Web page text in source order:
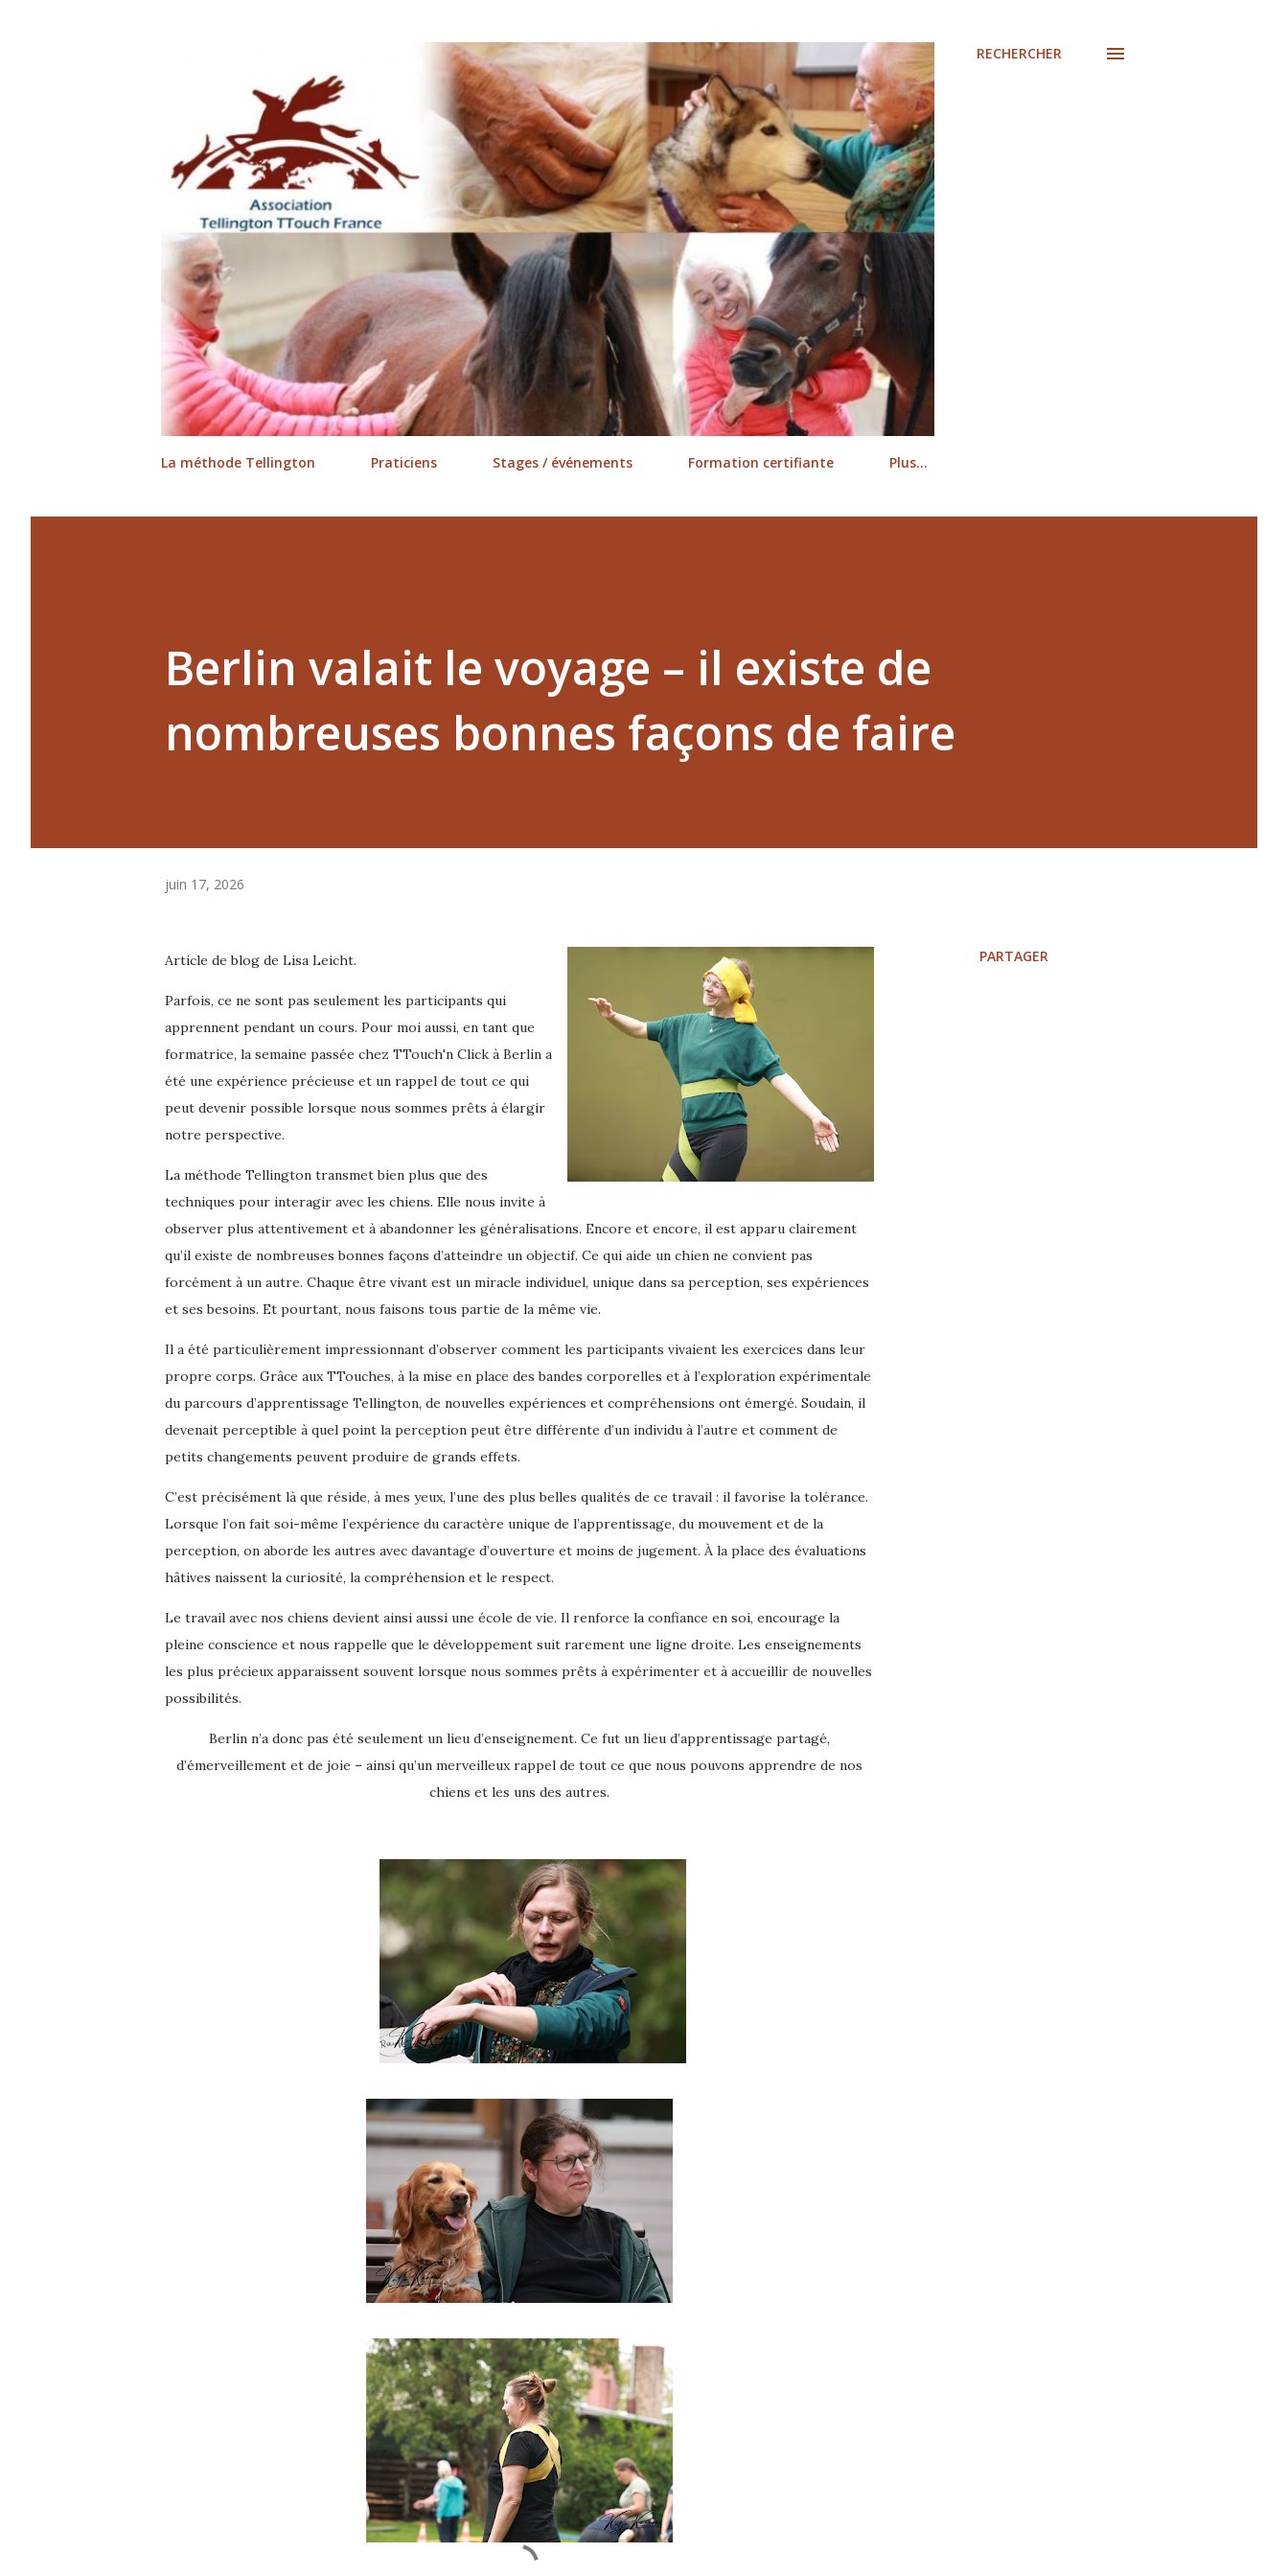
RECHERCHER
La méthode Tellington Praticiens Stages / événements Formation certifiante Plus…
Berlin valait le voyage – il existe de
nombreuses bonnes façons de faire
juin 17, 2026
Article de blog de Lisa Leicht.
Parfois, ce ne sont pas seulement les participants qui
apprennent pendant un cours. Pour moi aussi, en tant que
formatrice, la semaine passée chez TTouch'n Click à Berlin a
été une expérience précieuse et un rappel de tout ce qui
peut devenir possible lorsque nous sommes prêts à élargir
notre perspective.
La méthode Tellington transmet bien plus que des
techniques pour interagir avec les chiens. Elle nous invite à
observer plus attentivement et à abandonner les généralisations. Encore et encore, il est apparu clairement
qu’il existe de nombreuses bonnes façons d’atteindre un objectif. Ce qui aide un chien ne convient pas
forcément à un autre. Chaque être vivant est un miracle individuel, unique dans sa perception, ses expériences
et ses besoins. Et pourtant, nous faisons tous partie de la même vie.
Il a été particulièrement impressionnant d’observer comment les participants vivaient les exercices dans leur
propre corps. Grâce aux TTouches, à la mise en place des bandes corporelles et à l’exploration expérimentale
du parcours d’apprentissage Tellington, de nouvelles expériences et compréhensions ont émergé. Soudain, il
devenait perceptible à quel point la perception peut être différente d’un individu à l’autre et comment de
petits changements peuvent produire de grands effets.
C’est précisément là que réside, à mes yeux, l’une des plus belles qualités de ce travail : il favorise la tolérance.
Lorsque l’on fait soi-même l’expérience du caractère unique de l’apprentissage, du mouvement et de la
perception, on aborde les autres avec davantage d’ouverture et moins de jugement. À la place des évaluations
hâtives naissent la curiosité, la compréhension et le respect.
Le travail avec nos chiens devient ainsi aussi une école de vie. Il renforce la confiance en soi, encourage la
pleine conscience et nous rappelle que le développement suit rarement une ligne droite. Les enseignements
les plus précieux apparaissent souvent lorsque nous sommes prêts à expérimenter et à accueillir de nouvelles
possibilités.
Berlin n’a donc pas été seulement un lieu d’enseignement. Ce fut un lieu d’apprentissage partagé,
d’émerveillement et de joie – ainsi qu’un merveilleux rappel de tout ce que nous pouvons apprendre de nos
chiens et les uns des autres.
PARTAGER